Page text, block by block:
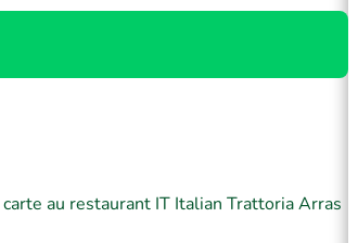
au restaurant IT Italian Trattoria Arras